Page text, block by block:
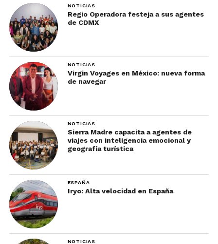
NOTICIAS
Regio Operadora festeja a sus agentes
de CDMX
NOTICIAS
Virgin Voyages en México: nueva forma
de navegar
NOTICIAS
Sierra Madre capacita a agentes de
viajes con inteligencia emocional y
geografía turística
ESPAÑA
Iryo: Alta velocidad en España
NOTICIAS